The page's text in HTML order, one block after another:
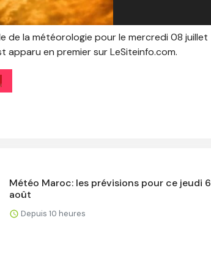
de la météorologie pour le mercredi 08 juillet
apparu en premier sur LeSiteinfo.com.
Météo Maroc: les prévisions pour ce jeudi 6
août
Depuis 10 heures